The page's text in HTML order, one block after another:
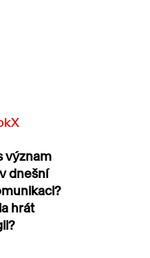
X
význam
dnešní
hrát